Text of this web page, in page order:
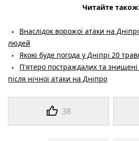
38
Читайте також:
Внаслідок ворожої атаки на
людей
Якою буде погода у Дніпрі 20
П'ятеро постраждалих та знищені
після нічної атаки на Дніпро